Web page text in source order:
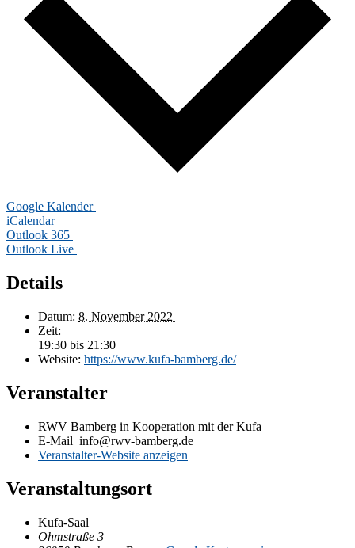
Goog­le Kalender
iCalendar
Out­look 365
Out­look Live
Details
Da­tum: 8. No­vem­ber 2022
Zeit:
19:30 bis 21:30
Web­site: https://​www​.kufa​-bam​berg​.de/
Veranstalter
RWV Bam­berg in Ko­ope­ra­ti­on mit der Kufa
E-Mail info@rwv-bamberg.de
Ver­an­stal­ter-Web­site anzeigen
Veranstaltungsort
Kufa-Saal
Ohm­stra­ße 3